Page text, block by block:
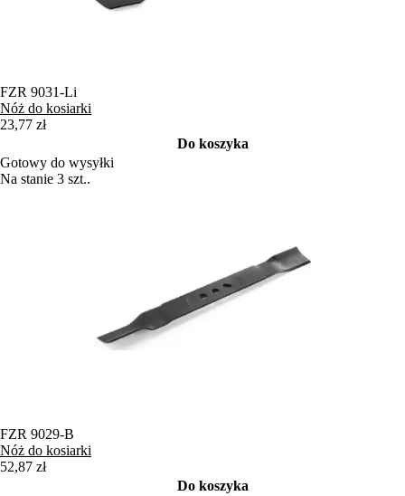
FZR 9031-Li
Nóż do kosiarki
23,77 zł
Do koszyka
Gotowy do wysyłki
Na stanie 3 szt..
FZR 9029-B
Nóż do kosiarki
52,87 zł
Do koszyka